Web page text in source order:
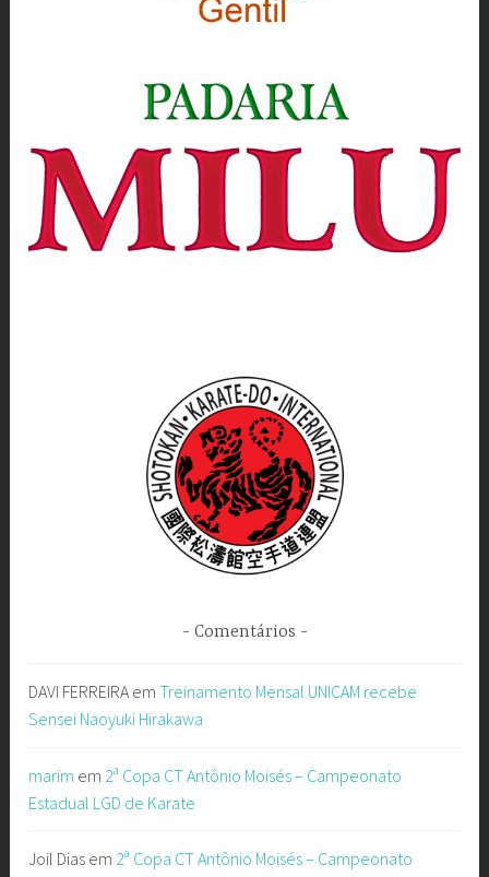
Comentários
DAVI FERREIRA emTreinamento Mensal UNICAM recebe
Sensei Naoyuki Hirakawa
marim em 2ª Copa CT Antônio Moisés – Campeonato
Estadual LGD de Karate
Joil Dias em 2ª Copa CT Antônio Moisés – Campeonato